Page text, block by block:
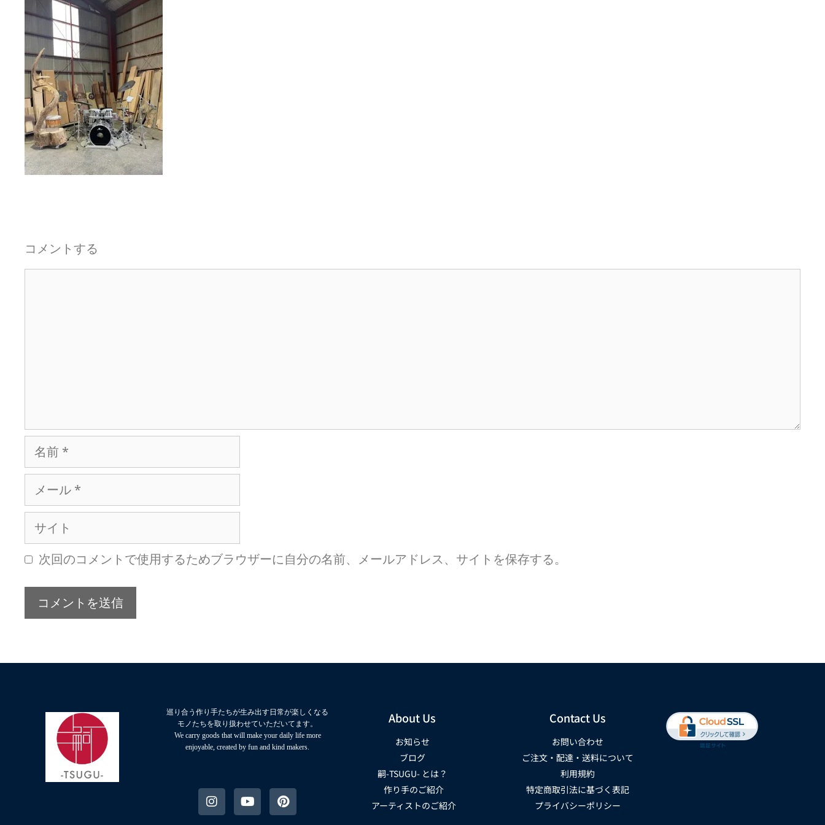
コメントする
次回のコメントで使用するためブラウザーに自分の名前、メールアドレス、サイトを保存する。
巡り合う作り手たちが生み出す日常が楽しくなる
モノたちを取り扱わせていただいてます。
We carry goods that will make your daily life more
enjoyable, created by fun and kind makers.
About Us
お知らせ
ブログ
嗣-TSUGU- とは？
作り手のご紹介
アーティストのご紹介
Contact Us
お問い合わせ
ご注文・配達・送料について
利用規約
特定商取引法に基づく表記
プライバシーポリシー